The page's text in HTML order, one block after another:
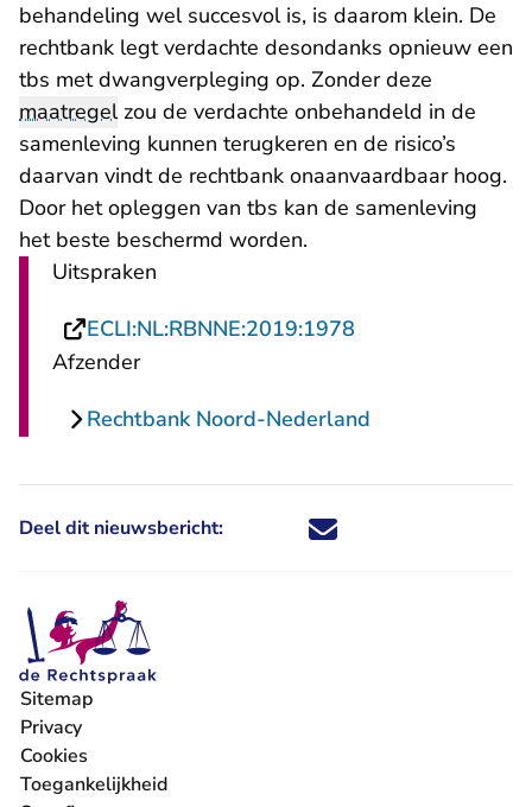
behandeling wel succesvol is, is daarom klein. De
rechtbank legt verdachte desondanks opnieuw een
tbs met dwangverpleging op. Zonder deze
maatregelzou de verdachte onbehandeld in de
samenleving kunnen terugkeren en de risico’s
daarvan vindt de rechtbank onaanvaardbaar hoog.
Door het opleggen van tbs kan de samenleving
het beste beschermd worden.
Uitspraken
ECLI:NL:RBNNE:2019:1978
Afzender
Rechtbank Noord-Nederland
Deel dit nieuwsbericht: Deel dit nieuwsbericht via X -
Deel dit nieuwsbericht via
Deel dit nieuwsbericht
Deel dit
Sitemap
Privacy
Cookies
Toegankelijkheid